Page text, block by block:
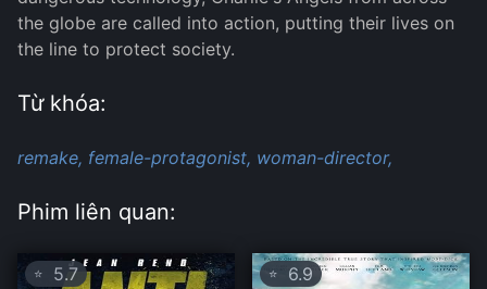
the globe are called into action, putting their lives on
the line to protect society.
Từ khóa:
remake, female-protagonist, woman-director,
Phim liên quan:
⭐ 5.7 ⭐ 6.9